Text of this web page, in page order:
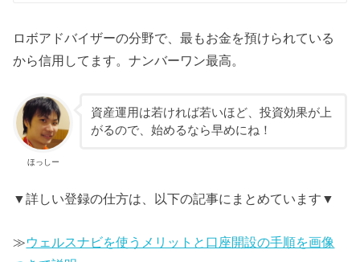
ロボアドバイザーの分野で、最もお金を預けられている
から信用してます。ナンバーワン最高。
ほっしー
資産運用は若ければ若いほど、投資効果が上
がるので、始めるなら早めにね！
▼詳しい登録の仕方は、以下の記事にまとめています▼
≫ウェルスナビを使うメリットと口座開設の手順を画像